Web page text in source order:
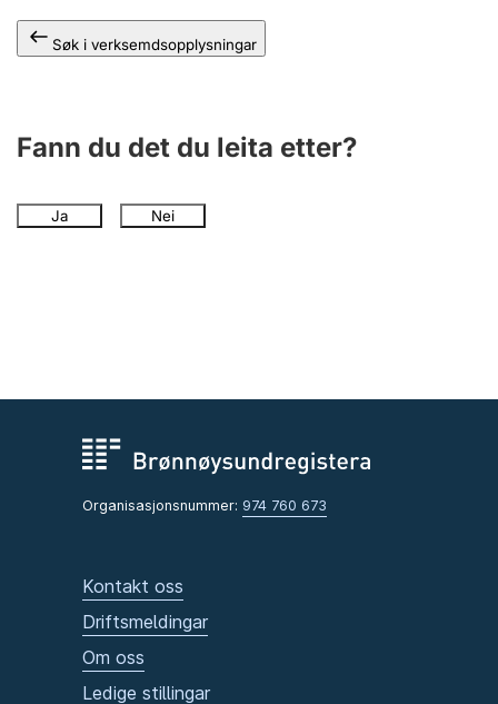
Søk i verksemdsopplysningar
Fann du det du leita etter?
Ja Nei
Organisasjonsnummer: 974 760 673
Kontakt oss
Driftsmeldingar
Om oss
Ledige stillingar